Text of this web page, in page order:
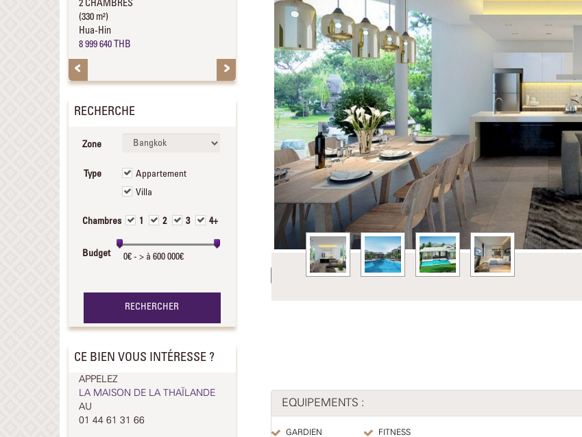
2 CHAMBRES
(330 m²)
Hua-Hin
8 999 640 THB
RECHERCHE
Zone
Type
Appartement
Villa
Chambres 1 2 3 4+
Budget
CE BIEN VOUS INTÉRESSE ?
APPELEZ
LA MAISON DE LA THAÏLANDE
AU
01 44 61 31 66
Previous
EQUIPEMENTS :
GARDIEN FITNESS